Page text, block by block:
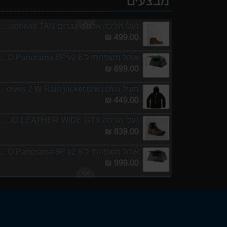
1,299.00 ₪
נעלי הליכה אלגנט גברים Barbour Readhead TAN
499.00 ₪
אוהל משפחתי ל 6 GURO Panorama 6P v2
699.00 ₪
מעיל גשם נשים TNF Resolves 2 W Rain jacket
449.00 ₪
נעלי הליכה ULTRA RAPTOR II MID LEATHER WIDE GTX
839.00 ₪
אוהל משפחתי ל 8 GURO Panorama 8P v2
999.00 ₪